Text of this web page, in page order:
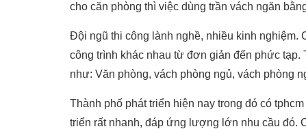
cho căn phòng thì việc dùng trần vách ngăn
Đội ngũ thi công lành nghề, nhiều kinh nghiệm.
công trình khác nhau từ đơn giản đến phức
như: Văn phòng, vách phòng ngủ, vách phòng
Thành phố phát triển hiện nay trong đó có
triển rất nhanh, đáp ứng lượng lớn nhu cầu đó.